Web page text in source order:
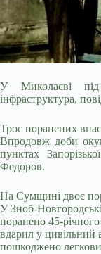
У Миколаєві під
інфраструктура,
Троє поранених
Впродовж доби
пунктах
Федоров.
На Сумщині двоє
У Зноб-
поранено 45-
вдарил у цивільний
пошкоджено